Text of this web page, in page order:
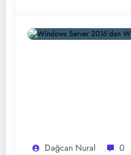
Dağcan Nural 0